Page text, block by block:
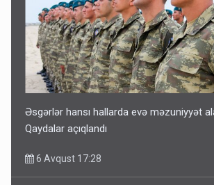
Əsgərlər hansı hallarda evə məzuniyyət
Qaydalar açıqlandı
6 Avqust 17:28